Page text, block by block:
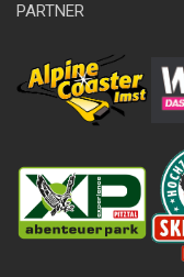
PARTNER